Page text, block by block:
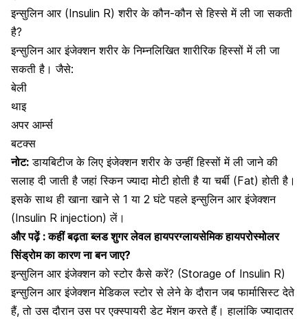
इन्सुलिन आर (Insulin R) शरीर के कौन-कौन से हिस्से में ली जा सकती
है?
इन्सुलिन आर इंजेक्शन शरीर के निम्नलिखित शारीरिक हिस्सों में ली जा
सकती है। जैसे:
बेली
थाइ
अपर आर्म्स
बटक्स
नोट: डायबिटीज के लिए इंजेक्शन शरीर के उन्हीं हिस्सों में ली जाने की
सलाह दी जाती है जहां स्किन ज्यादा मोटी होती है या चर्बी (Fat) होती है।
इसके साथ ही खाना खाने से 1 या 2 घंटे पहले इन्सुलिन आर इंजेक्शन
(Insulin R injection) लें।
और पढ़ें :कहीं बढ़ता ब्लड शुगर लेवल हायपरग्लायसेमिक हायपरोस्मोलर
सिंड्रोम का कारण ना बन जाए?
इन्सुलिन आर इंजेक्शन को स्टोर कैसे करें? (Storage of Insulin R)
इन्सुलिन आर इंजेक्शन मेडिकल स्टोर से लेने के दौरान जब फार्मासिस्ट देते
हैं, तो उस दौरान उस पर एक्स्पायरी डेट मेंशन करते हैं। हालांकि ज्यादातर